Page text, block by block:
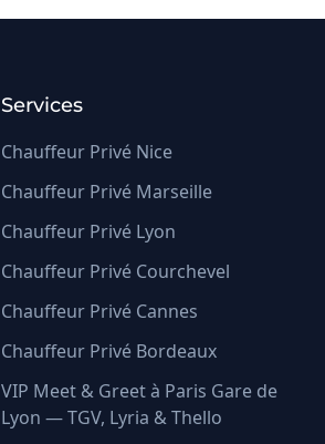
Services
Chauffeur Privé Nice
Chauffeur Privé Marseille
Chauffeur Privé Lyon
Chauffeur Privé Courchevel
Chauffeur Privé Cannes
Chauffeur Privé Bordeaux
VIP Meet & Greet à Paris Gare de
Lyon — TGV, Lyria & Thello